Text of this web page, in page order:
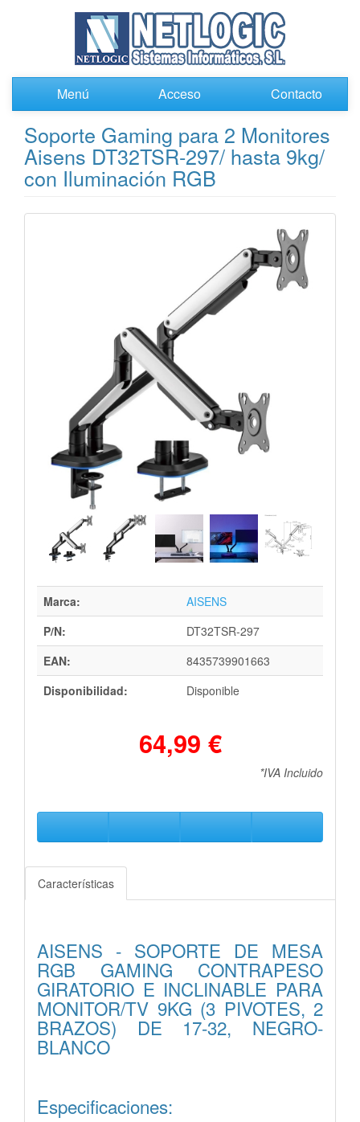
Menú Acceso Contacto
Soporte Gaming para 2 Monitores
Aisens DT32TSR-297/ hasta 9kg/
con Iluminación RGB
Marca:
AISENS
P/N:
DT32TSR-297
EAN:
8435739901663
Disponibilidad:
Disponible
64,99 €
*IVA Incluido
Características
AISENS - SOPORTE DE MESA
RGB GAMING CONTRAPESO
GIRATORIO E INCLINABLE PARA
MONITOR/TV 9KG (3 PIVOTES, 2
BRAZOS) DE 17-32, NEGRO-
BLANCO
Especificaciones: